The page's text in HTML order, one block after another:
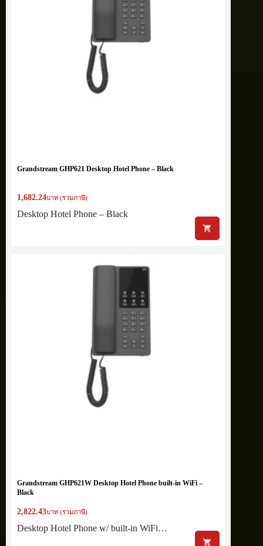
Grandstream GHP621 Desktop Hotel Phone – Black
1,682.24บาท (รวมภาษี)
Desktop Hotel Phone – Black
Grandstream GHP621W Desktop Hotel Phone built-in WiFi –
Black
2,822.43บาท (รวมภาษี)
Desktop Hotel Phone w/ built-in WiFi…